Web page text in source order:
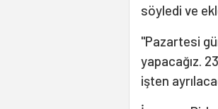
söyledi ve
"Pazartesi
yapacağız.
işten